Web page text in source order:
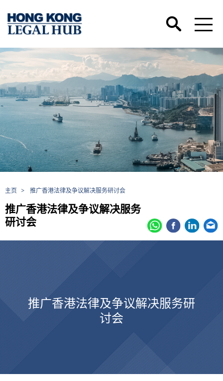
主页 > 推广香港法律及争议解决服务研讨会
推广香港法律及争议解决服务
研讨会
推广香港法律及争议解决服务研
讨会